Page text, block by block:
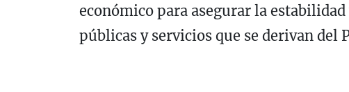
económico para asegurar la
públicas y servicios que se derivan del